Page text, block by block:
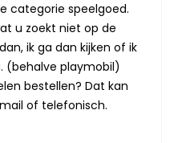
categorie speelgoed.
u zoekt niet op de
ik ga dan kijken of ik
(behalve playmobil)
bestellen? Dat kan
of telefonisch.